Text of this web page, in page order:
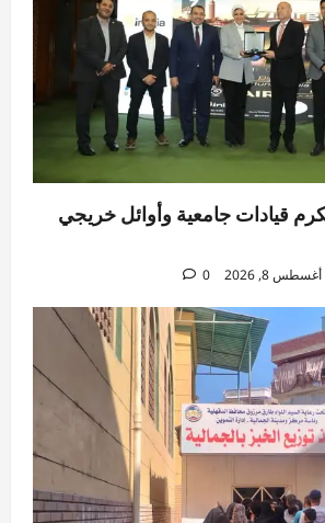
قيادات جامعية وأوائل خريجي
أغسطس 8, 2026 0